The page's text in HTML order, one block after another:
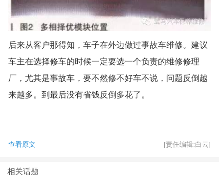
后来从客户那得知，车子在外边做过事故车维修。建议
车主在选择修车的时候一定要选一个负责的维修修理
厂，尤其是事故车，要不然修不好车不说，问题反倒越
来越多。到最后没有省钱反倒多花了。
查看原文 [责任编辑:白云]
相关话题